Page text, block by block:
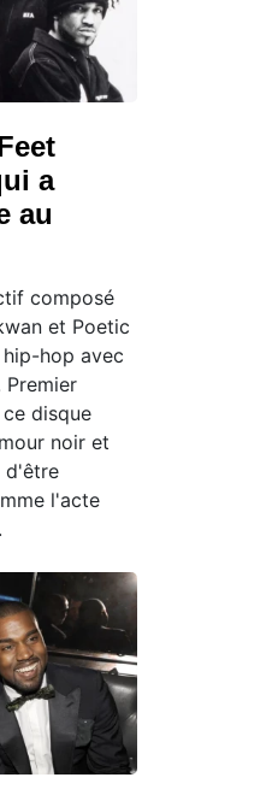
a
au
composé
et Poetic
hop avec
Premier
disque
noir et
d'être
l'acte